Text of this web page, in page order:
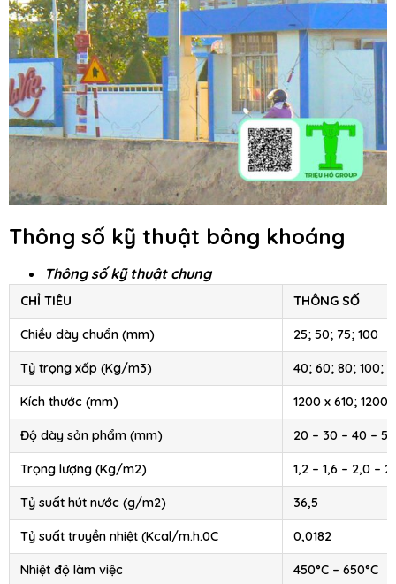
Thông số kỹ thuật bông khoáng
Thông số kỹ thuật chung
CHỈ TIÊU THÔNG SỐ
Chiều dày chuẩn (mm) 25; 50; 75; 100
Tỷ trọng xốp (Kg/m3) 40; 60; 80; 100;
Kích thước (mm) 1200 x 610; 1200
Độ dày sản phẩm (mm) 20 – 30 – 40 – 50
Trọng lượng (Kg/m2) 1,2 – 1,6 – 2,0 –
Tỷ suất hút nước (g/m2) 36,5
Tỷ suất truyền nhiệt (Kcal/m.h.0C 0,0182
Nhiệt độ làm việc 450°C – 650°C